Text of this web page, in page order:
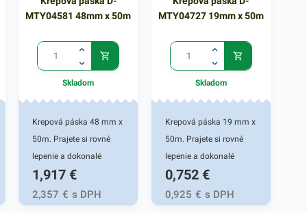
MTY04581 48mm x 50m
Skladom
Krepová páska 48 mm x
50m. Prajete si rovné
lepenie a dokonalé
farebné okraje pri
natieraní a stierkovaní?
Ideálna je táto krepová
1,917 €
2,357 € s DPH
MTY04727 19mm x 50m
Skladom
Krepová páska 19 mm x
50m. Prajete si rovné
lepenie a dokonalé
farebné okraje pri
natieraní a stierkovaní?
Ideálna je táto krepová
0,752 €
0,925 € s DPH